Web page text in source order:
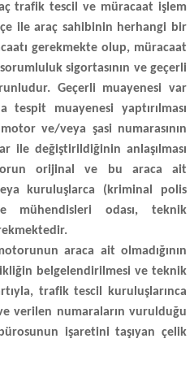
trafik tescil ve müracaat işlem
ile araç sahibinin herhangi bir
gerekmekte olup, müracaat
sigortasının ve geçerli
Geçerli muayenesi var
tespit muayenesi yaptırılması
ve/veya şasi numarasının
ile değiştirildiğinin anlaşılması
orijinal ve bu araca ait
kuruluşlarca (kriminal polis
mühendisleri odası, teknik
araca ait olmadığının
belgelendirilmesi ve teknik
trafik tescil kuruluşlarınca
verilen numaraların vurulduğu
işaretini taşıyan çelik